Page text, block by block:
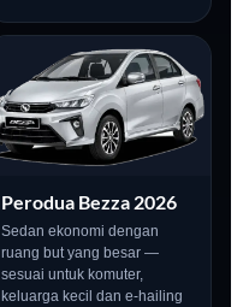
Perodua Bezza 2026
Sedan ekonomi dengan
ruang but yang besar —
sesuai untuk komuter,
keluarga kecil dan e-hailing